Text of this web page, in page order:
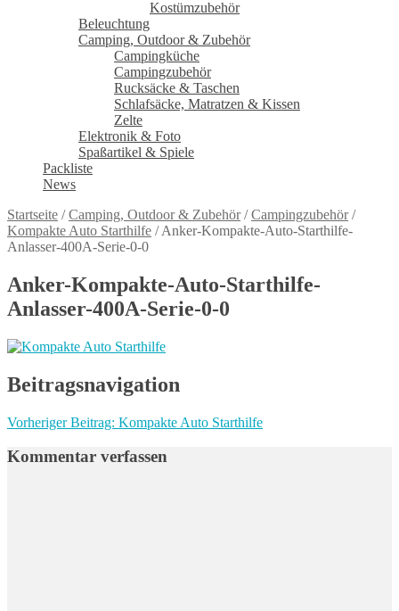
Kostümzubehör
Beleuchtung
Camping, Outdoor & Zubehör
Campingküche
Campingzubehör
Rucksäcke & Taschen
Schlafsäcke, Matratzen & Kissen
Zelte
Elektronik & Foto
Spaßartikel & Spiele
Packliste
News
Startseite /Camping, Outdoor & Zubehör/Campingzubehör/
Kompakte Auto Starthilfe /Anker-Kompakte-Auto-Starthilfe-
Anlasser-400A-Serie-0-0
Anker-Kompakte-Auto-Starthilfe-
Anlasser-400A-Serie-0-0
Beitragsnavigation
Vorheriger Beitrag: Kompakte Auto Starthilfe
Kommentar verfassen